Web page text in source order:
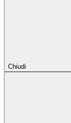
Chiudi